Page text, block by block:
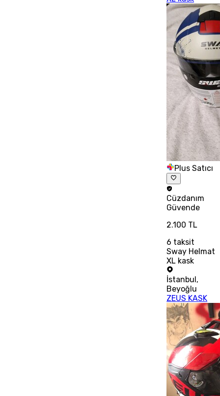
Plus Satıcı
Cüzdanım
Güvende
2.100 TL
6 taksit
Sway Helmat
XL kask
İstanbul,
Beyoğlu
ZEUS KASK